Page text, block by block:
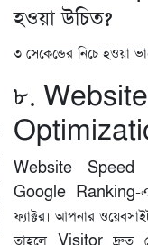
হওয়া উচিত?
৩ সেকেন্ডের নিচে হওয়া
৮.
Website Speed
Google Ranking-
ফ্যাক্টর। আপনার
তাহলে Visitor দ্রুত